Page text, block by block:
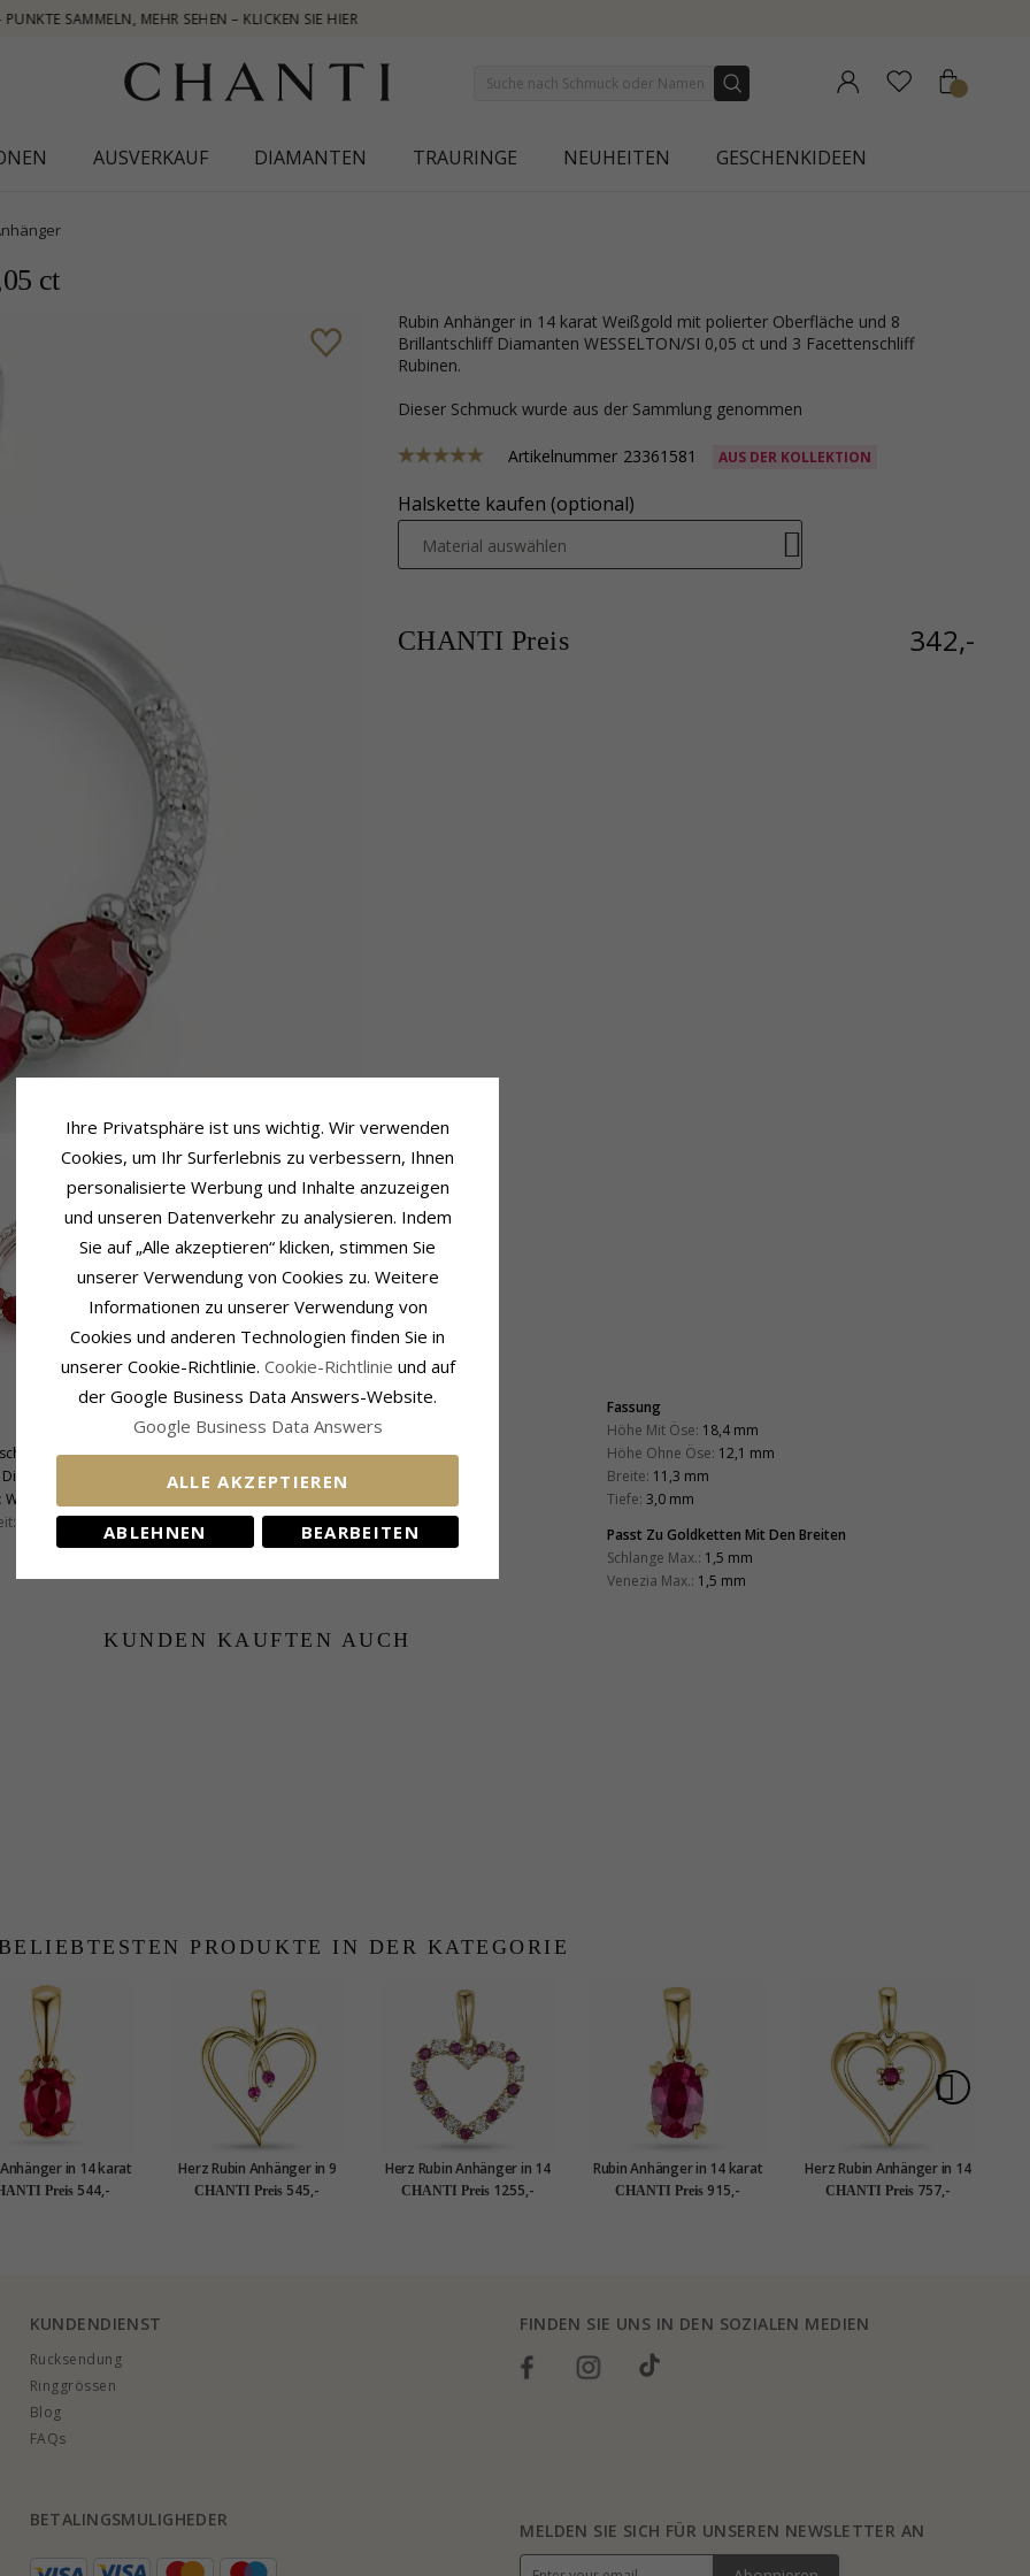
AUSVERKAUF DIAMANTEN TRAURINGE NEUHEITEN GESCHENKIDEEN
ct
Rubin Anhänger in 14 karat Weißgold mit polierter Oberfläche und 8
Brillantschliff Diamanten WESSELTON/SI 0,05 ct und 3 Facettenschliff
Rubinen.
Dieser Schmuck wurde aus der Sammlung genommen
Artikelnummer 23361581 AUS DER KOLLEKTION
Halskette kaufen (optional)
Material auswählen
CHANTI Preis 342,-
Diamant
Wesselton
Schmuckstein
Stückzahl:3
Schliff:Facettenschliff
Schmuckstein:
Fassung
Höhe Mit Öse: 18,4 mm
Höhe Ohne Öse: 12,1 mm
Breite: 11,3 mm
Tiefe: 3,0 mm
Lieferzeit
Passt Zu Goldketten Mit Den Breiten
Schlange Max.: 1,5 mm
Venezia Max.: 1,5 mm
KUNDEN KAUFTEN AUCH
PRODUKTE IN DER KATEGORIE
in 14 karat
Gold 0,35 ct
Preis 544,-
Herz Rubin Anhänger in 9
karat Gold 0,05 ct
CHANTI Preis 545,-
Herz Rubin Anhänger in 14
karat Gold 0,20 ct 0,30 ct
CHANTI Preis 1255,-
Rubin Anhänger in 14 karat
Gold 0,63 ct
CHANTI Preis 915,-
Herz Rubin Anhänger in 14
karat Gold 0,10 ct
CHANTI Preis 757,-
KUNDENDIENST
Rucksendung
Ringgrössen
Blog
FAQs
FINDEN SIE UNS IN DEN SOZIALEN MEDIEN
BETALINGSMULIGHEDER
MELDEN SIE SICH FÜR UNSEREN NEWSLETTER AN
Ihre Privatsphäre ist uns wichtig. Wir verwenden
Cookies, um Ihr Surferlebnis zu verbessern, Ihnen
personalisierte Werbung und Inhalte anzuzeigen
und unseren Datenverkehr zu analysieren. Indem
Sie auf „Alle akzeptieren“ klicken, stimmen Sie
unserer Verwendung von Cookies zu. Weitere
Informationen zu unserer Verwendung von
Cookies und anderen Technologien finden Sie in
unserer Cookie-Richtlinie. Cookie-Richtlinie und auf
der Google Business Data Answers-Website.
Google Business Data Answers
ALLE AKZEPTIEREN
ABLEHNEN BEARBEITEN